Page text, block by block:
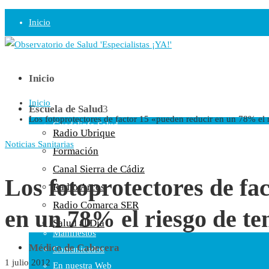
Inicio
Observatorio
Opinión
Radio
Guadalinfo Salud
Radio Guadalete
COPE Pontevedra
Salud en Radio Ubrique
Salud en Verano
Plataforma
Manifiestos
Comunicados
En nuestra Web
Inicio
Escuela de Salud
Radio Ubrique
Formación
Canal Sierra de Cádiz
Radio Arcos
Radio Comarca SER
Salud al Día
Médico de Cabecera
Inicio
Los fotoprotectores de factor 15 «pueden reducir en un 78% el
Noticias Sanitarias
Los fotoprotectores de
en un 78% el riesgo de
1 julio 2012